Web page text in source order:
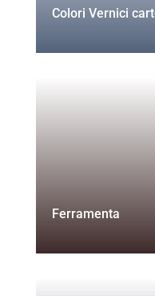
Colori Vernici
Ferramenta